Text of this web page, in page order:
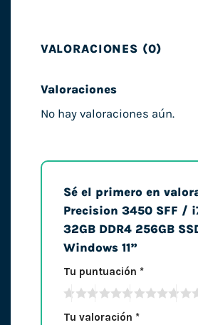
VALORACIONES (0)
Valoraciones
No hay valoraciones aún.
Sé el primero en
Precision 3450 SFF /
32GB DDR4 256GB
Windows 11”
Tu puntuación *
Tu valoración *